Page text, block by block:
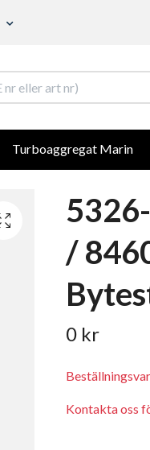
Turboaggregat Marin
/
0 kr
Kontakta oss